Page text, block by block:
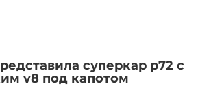
суперкар p72 с
v8 под капотом